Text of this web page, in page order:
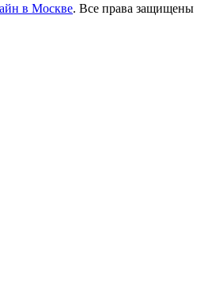
в Москве. Все права защищены